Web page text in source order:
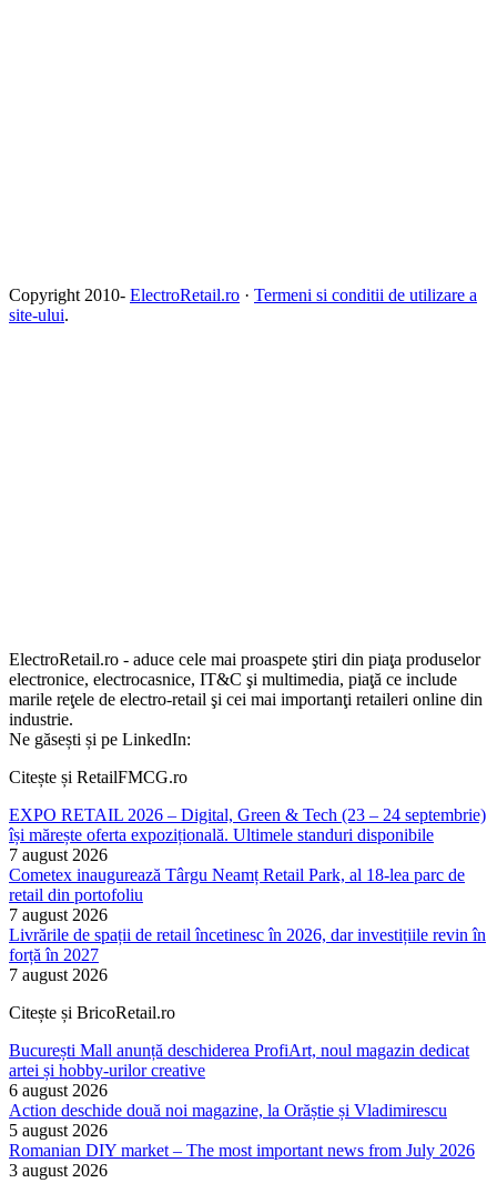
Copyright 2010- ElectroRetail.ro · Termeni si conditii de utilizare a
site-ului.
ElectroRetail.ro - aduce cele mai proaspete ştiri din piaţa produselor
electronice, electrocasnice, IT&C şi multimedia, piaţă ce include
marile reţele de electro-retail şi cei mai importanţi retaileri online din
industrie.
Ne găsești și pe LinkedIn:
Citește și RetailFMCG.ro
EXPO RETAIL 2026 – Digital, Green & Tech (23 – 24 septembrie)
își mărește oferta expozițională. Ultimele standuri disponibile
7 august 2026
Cometex inaugurează Târgu Neamț Retail Park, al 18-lea parc de
retail din portofoliu
7 august 2026
Livrările de spații de retail încetinesc în 2026, dar investițiile revin în
forță în 2027
7 august 2026
Citește și BricoRetail.ro
București Mall anunță deschiderea ProfiArt, noul magazin dedicat
artei și hobby-urilor creative
6 august 2026
Action deschide două noi magazine, la Orăștie și Vladimirescu
5 august 2026
Romanian DIY market – The most important news from July 2026
3 august 2026